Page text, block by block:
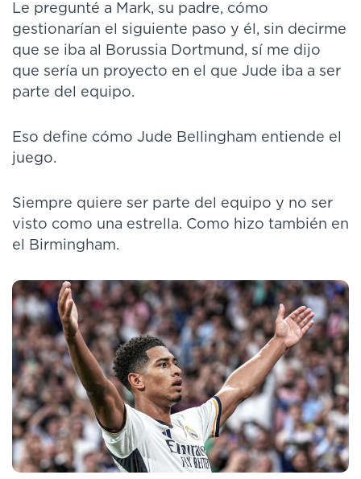
Le pregunté a Mark, su padre, cómo
gestionarían el siguiente paso y él, sin decirme
que se iba al Borussia Dortmund, sí me dijo
que sería un proyecto en el que Jude iba a ser
parte del equipo.
Eso define cómo Jude Bellingham entiende el
juego.
Siempre quiere ser parte del equipo y no ser
visto como una estrella. Como hizo también en
el Birmingham.